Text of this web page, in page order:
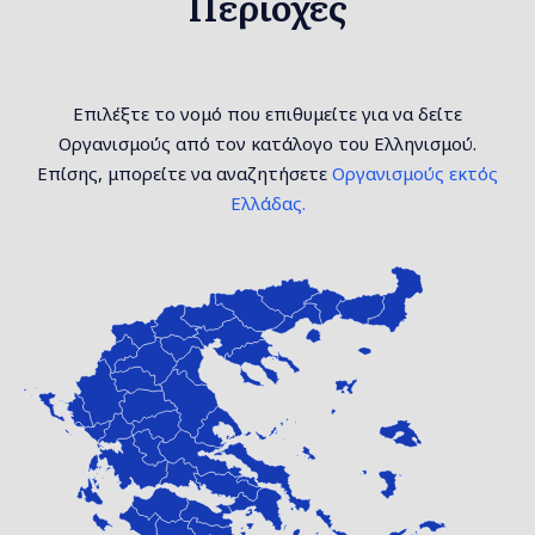
Επιλέξτε το νομό που επιθυμείτε για να δείτε
Οργανισμούς από τον κατάλογο του Ελληνισμού.
Επίσης, μπορείτε να αναζητήσετε Οργανισμούς εκτός
Ελλάδας.